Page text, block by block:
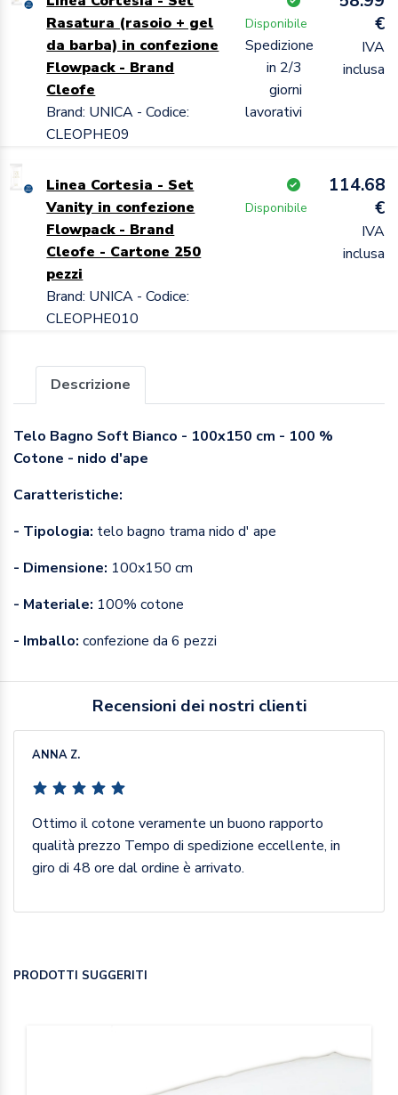
Rasatura (rasoio + gel
da barba) in confezione
Flowpack - Brand
Cleofe
Brand: UNICA - Codice:
CLEOPHE09
Disponibile
Spedizione
in 2/3
giorni
lavorativi
€
IVA
inclusa
Linea Cortesia - Set
Vanity in confezione
Flowpack - Brand
Cleofe - Cartone 250
pezzi
Brand: UNICA - Codice:
CLEOPHE010
Disponibile
114.68
€
IVA
inclusa
Descrizione
Telo Bagno Soft Bianco - 100x150 cm - 100 %
Cotone - nido d'ape
Caratteristiche:
- Tipologia: telo bagno trama nido d' ape
- Dimensione: 100x150 cm
- Materiale: 100% cotone
- Imballo: confezione da 6 pezzi
Recensioni dei nostri clienti
ANNA Z.
Ottimo il cotone veramente un buono rapporto
qualità prezzo Tempo di spedizione eccellente, in
giro di 48 ore dal ordine è arrivato.
PRODOTTI SUGGERITI